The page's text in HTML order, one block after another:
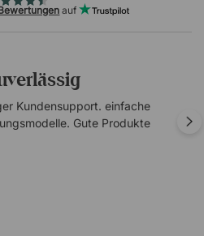
auf
Kundensupport. einfache
Gute Produkte